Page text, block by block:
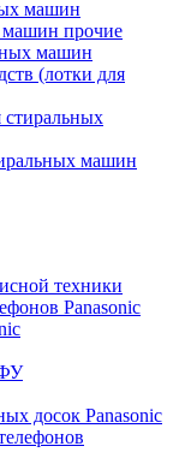
машин
машин прочие
машин
(лотки для
машин
техники
Panasonic
досок Panasonic